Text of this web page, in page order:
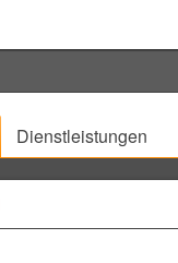
Dienstleistungen